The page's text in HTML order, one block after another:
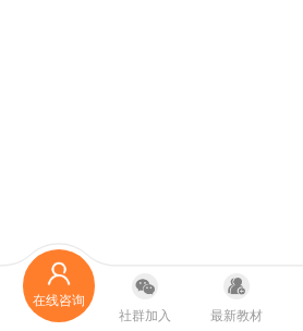
在线咨询
社群加入
最新教材